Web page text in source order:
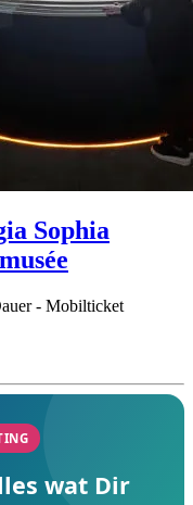
Sophia
- Mobilticket
wat Dir